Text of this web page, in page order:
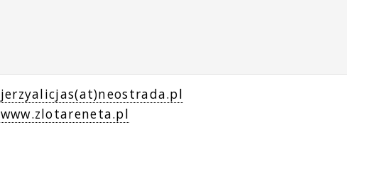
jerzyalicjas(at)neostrada.pl
www.zlotareneta.pl